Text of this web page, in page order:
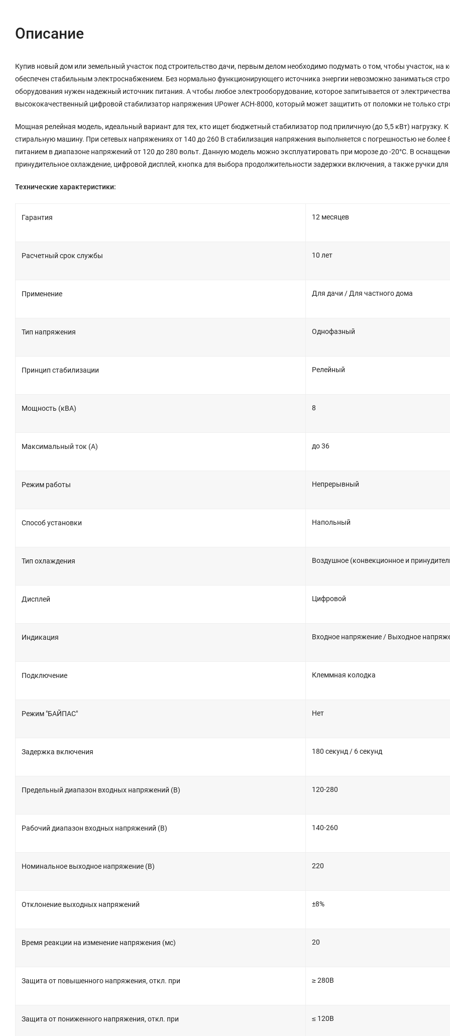
Описание
Купив новый дом или земельный участок под строительство дачи, первым делом необходимо подумать о том, чтобы участок, на
обеспечен стабильным электроснабжением. Без нормально функционирующего источника энергии невозможно заниматься
оборудования нужен надежный источник питания. А чтобы любое электрооборудование, которое запитывается от
высококачественный цифровой стабилизатор напряжения UPower АСН-8000, который может защитить от поломки не только
Мощная релейная модель, идеальный вариант для тех, кто ищет бюджетный стабилизатор под приличную (до 5,5 кВт) нагрузку.
стиральную машину. При сетевых напряжениях от 140 до 260 В стабилизация напряжения выполняется с погрешностью не более
питанием в диапазоне напряжений от 120 до 280 вольт. Данную модель можно эксплуатировать при морозе до -20°С. В
принудительное охлаждение, цифровой дисплей, кнопка для выбора продолжительности задержки включения, а также ручки для
Технические характеристики:
Гарантия 12 месяцев
Расчетный срок службы 10 лет
Применение Для дачи / Для частного дома
Тип напряжения Однофазный
Принцип стабилизации Релейный
Мощность (кВА) 8
Максимальный ток (А) до 36
Режим работы Непрерывный
Способ установки Напольный
Тип охлаждения Воздушное (конвекционное и
Дисплей Цифровой
Индикация Входное напряжение / Выходное
Подключение Клеммная колодка
Режим "БАЙПАС" Нет
Задержка включения 180 секунд / 6 секунд
Предельный диапазон входных напряжений (В) 120-280
Рабочий диапазон входных напряжений (В) 140-260
Номинальное выходное напряжение (В) 220
Отклонение выходных напряжений ±8%
Время реакции на изменение напряжения (мс) 20
Защита от повышенного напряжения, откл. при ≥ 280В
Защита от пониженного напряжения, откл. при ≤ 120В